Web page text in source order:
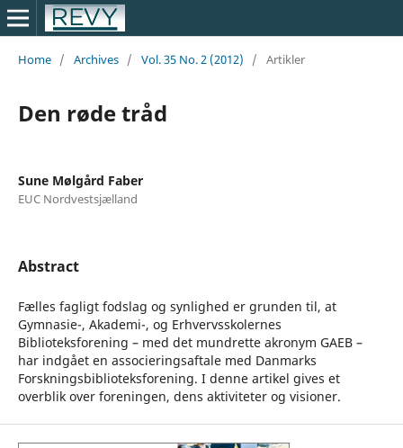
Home / Archives / Vol. 35 No. 2 (2012) / Artikler
Den røde tråd
Sune Mølgård Faber
EUC Nordvestsjælland
Abstract
Fælles fagligt fodslag og synlighed er grunden til, at
Gymnasie-, Akademi-, og Erhvervsskolernes
Biblioteksforening – med det mundrette akronym GAEB –
har indgået en associeringsaftale med Danmarks
Forskningsbiblioteksforening. I denne artikel gives et
overblik over foreningen, dens aktiviteter og visioner.